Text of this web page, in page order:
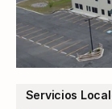
Servicios